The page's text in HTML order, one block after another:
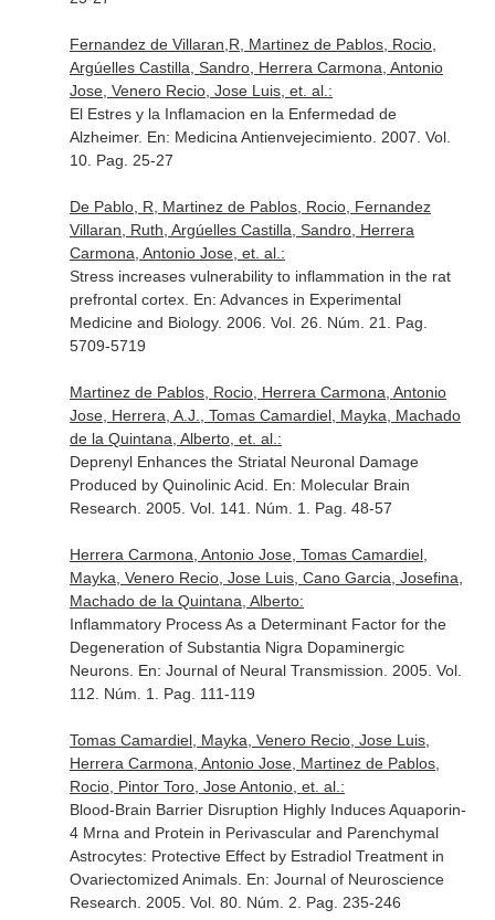
Fernandez de Villaran,R, Martinez de Pablos, Rocio,
Argúelles Castilla, Sandro, Herrera Carmona, Antonio
Jose, Venero Recio, Jose Luis, et. al.:
El Estres y la Inflamacion en la Enfermedad de
Alzheimer. En: Medicina Antienvejecimiento. 2007. Vol.
10. Pag. 25-27
De Pablo, R, Martinez de Pablos, Rocio, Fernandez
Villaran, Ruth, Argúelles Castilla, Sandro, Herrera
Carmona, Antonio Jose, et. al.:
Stress increases vulnerability to inflammation in the rat
prefrontal cortex. En: Advances in Experimental
Medicine and Biology. 2006. Vol. 26. Núm. 21. Pag.
5709-5719
Martinez de Pablos, Rocio, Herrera Carmona, Antonio
Jose, Herrera, A.J., Tomas Camardiel, Mayka, Machado
de la Quintana, Alberto, et. al.:
Deprenyl Enhances the Striatal Neuronal Damage
Produced by Quinolinic Acid. En: Molecular Brain
Research . 2005. Vol. 141. Núm. 1. Pag. 48-57
Herrera Carmona, Antonio Jose, Tomas Camardiel,
Mayka, Venero Recio, Jose Luis, Cano Garcia, Josefina,
Machado de la Quintana, Alberto:
Inflammatory Process As a Determinant Factor for the
Degeneration of Substantia Nigra Dopaminergic
Neurons. En: Journal of Neural Transmission . 2005. Vol.
112. Núm. 1. Pag. 111-119
Tomas Camardiel, Mayka, Venero Recio, Jose Luis,
Herrera Carmona, Antonio Jose, Martinez de Pablos,
Rocio, Pintor Toro, Jose Antonio, et. al.:
Blood-Brain Barrier Disruption Highly Induces Aquaporin-
4 Mrna and Protein in Perivascular and Parenchymal
Astrocytes: Protective Effect by Estradiol Treatment in
Ovariectomized Animals. En: Journal of Neuroscience
Research . 2005. Vol. 80. Núm. 2. Pag. 235-246